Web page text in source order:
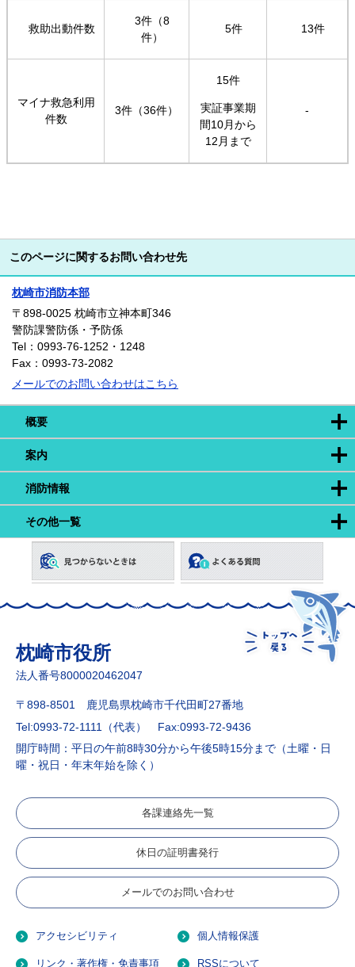
概要
案内
消防情報
その他一覧
救助出動件数
3件（8
件）
5件 13件
マイナ救急利用
件数
3件（36件）
15件
実証事業期
間10月から
12月まで
-
このページに関するお問い合わせ先
枕崎市消防本部
〒898-0025 枕崎市立神本町346
警防課警防係・予防係
Tel：0993-76-1252・1248
Fax：0993-73-2082
メールでのお問い合わせはこちら
枕崎市役所
法人番号8000020462047
〒898-8501 鹿児島県枕崎市千代田町27番地
Tel:0993-72-1111（代表）
Fax:0993-72-9436
開庁時間：平日の午前8時30分から午後5時15分まで（土曜・日
曜・祝日・年末年始を除く）
各課連絡先一覧
休日の証明書発行
メールでのお問い合わせ
アクセシビリティ 個人情報保護
リンク・著作権・免責事項 RSSについて